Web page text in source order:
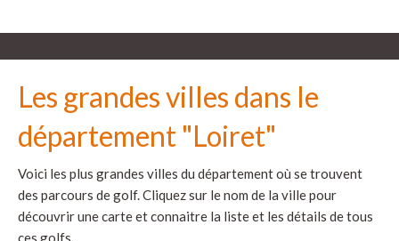
Les grandes villes dans le
département "Loiret"
Voici les plus grandes villes du département où se trouvent
des parcours de golf. Cliquez sur le nom de la ville pour
découvrir une carte et connaitre la liste et les détails de tous
ces golfs.